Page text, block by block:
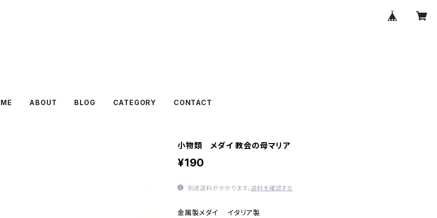
ABOUT BLOG CATEGORY CONTACT
小物類 メダイ 教会の母マリア
¥190
別途送料がかかります。送料を確認する
金属製メダイ イタリア製